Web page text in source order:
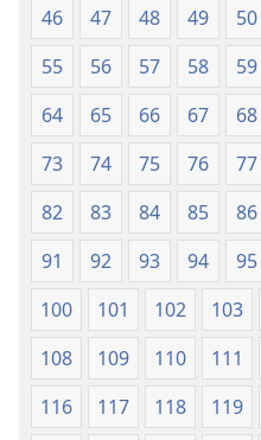
46
47 48 49 50
55
56 57 58 59
64
65 66 67 68
73
74 75 76 77
82
83 84 85 86
91
92 93 94 95
100
101 102 103
108
109 110 111
116
117 118 119